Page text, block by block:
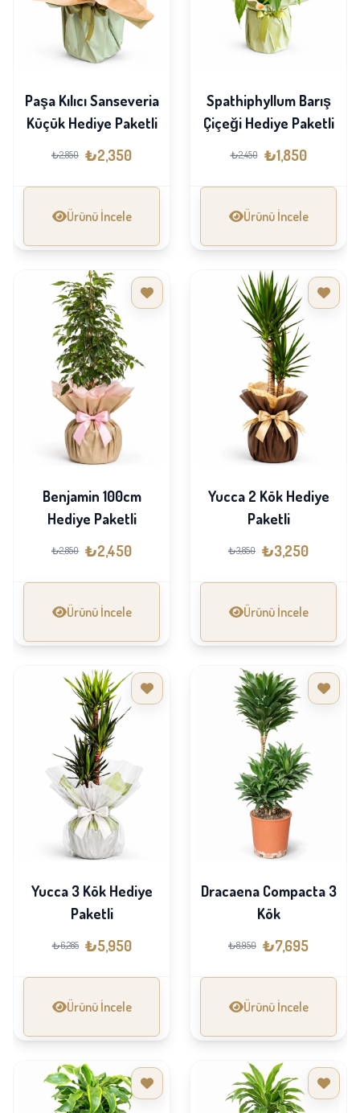
Paşa Kılıcı Sanseveria
Küçük Hediye Paketli
₺2,850 ₺2,350
Ürünü İncele
Spathiphyllum Barış
Çiçeği Hediye Paketli
₺2,450 ₺1,850
Ürünü İncele
Benjamin 100cm
Hediye Paketli
₺2,850 ₺2,450
Ürünü İncele
Yucca 2 Kök Hediye
Paketli
₺3,850 ₺3,250
Ürünü İncele
Yucca 3 Kök Hediye
Paketli
₺6,285 ₺5,950
Ürünü İncele
Dracaena Compacta 3
Kök
₺8,950 ₺7,695
Ürünü İncele